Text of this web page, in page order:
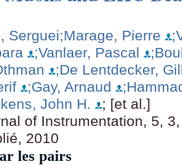
Serguei;Marage, Pierre
;Vanlaer, Pascal
;De Lentdecker,
;Gay, Arnaud
John H.
; [et al.]
of Instrumentation, 5,
2010
les pairs